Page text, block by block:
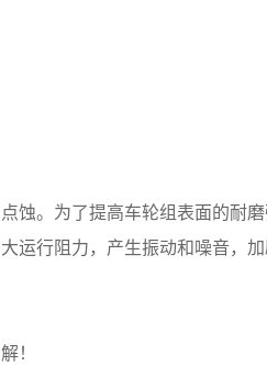
蚀。为了提高车轮组表面的耐磨
运行阻力，产生振动和噪音，
！